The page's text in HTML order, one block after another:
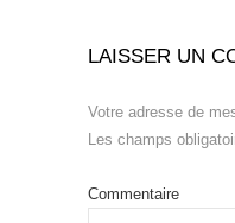
LAISSER UN
Votre adresse de
Les champs
Commentaire